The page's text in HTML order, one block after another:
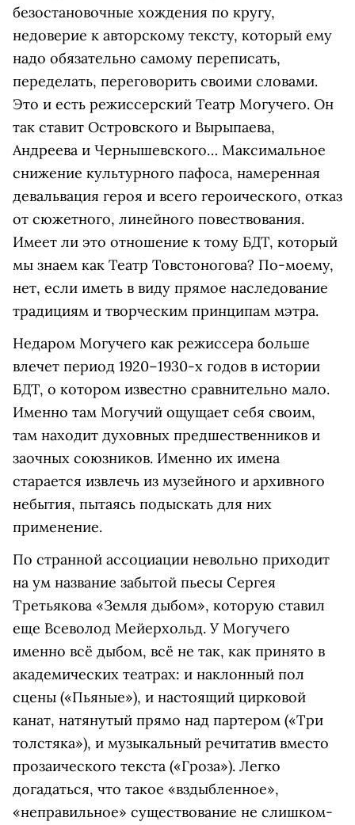
безостановочные хождения по кругу,
недоверие к авторскому тексту, который ему
надо обязательно самому переписать,
переделать, переговорить своими словами.
Это и есть режиссерский Театр Могучего. Он
так ставит Островского и Вырыпаева,
Андреева и Чернышевского… Максимальное
снижение культурного пафоса, намеренная
девальвация героя и всего героического, отказ
от сюжетного, линейного повествования.
Имеет ли это отношение к тому БДТ, который
мы знаем как Театр Товстоногова? По-моему,
нет, если иметь в виду прямое наследование
традициям и творческим принципам мэтра.
Недаром Могучего как режиссера больше
влечет период 1920–1930-х годов в истории
БДТ, о котором известно сравнительно мало.
Именно там Могучий ощущает себя своим,
там находит духовных предшественников и
заочных союзников. Именно их имена
старается извлечь из музейного и архивного
небытия, пытаясь подыскать для них
применение.
По странной ассоциации невольно приходит
на ум название забытой пьесы Сергея
Третьякова «Земля дыбом», которую ставил
еще Всеволод Мейерхольд. У Могучего
именно всё дыбом, всё не так, как принято в
академических театрах: и наклонный пол
сцены («Пьяные»), и настоящий цирковой
канат, натянутый прямо над партером («Три
толстяка»), и музыкальный речитатив вместо
прозаического текста («Гроза»). Легко
догадаться, что такое «вздыбленное»,
«неправильное» существование не слишком-